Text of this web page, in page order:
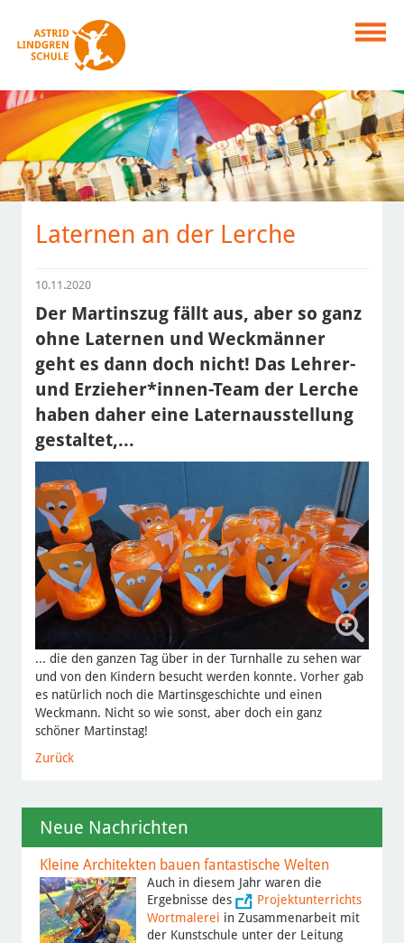
Laternen an der Lerche
10.11.2020
Der Martinszug fällt aus, aber so ganz
ohne Laternen und Weckmänner
geht es dann doch nicht! Das Lehrer-
und Erzieher*innen-Team der Lerche
haben daher eine Laternausstellung
gestaltet,...
... die den ganzen Tag über in der Turnhalle zu sehen war
und von den Kindern besucht werden konnte. Vorher gab
es natürlich noch die Martinsgeschichte und einen
Weckmann. Nicht so wie sonst, aber doch ein ganz
schöner Martinstag!
Zurück
Neue Nachrichten
Kleine Architekten bauen fantastische Welten
Auch in diesem Jahr waren die
Ergebnisse des
Projektunterrichts
Wortmalerei in Zusammenarbeit mit
der Kunstschule unter der Leitung